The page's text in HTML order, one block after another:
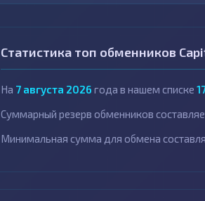
Статистика топ обменников
На 7 августа 2026 года в нашем списке
Суммарный резерв обменников
Минимальная сумма для обмена